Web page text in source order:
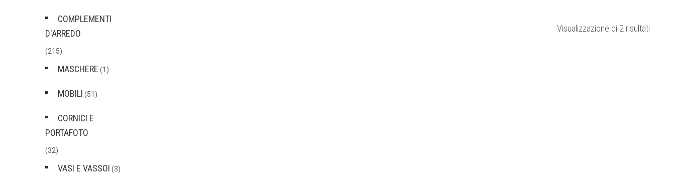
COMPLEMENTI
D'ARREDO
(215)
MASCHERE (1)
MOBILI (51)
CORNICI E
PORTAFOTO
(32)
VASI E VASSOI (3)
Visualizzazione di 2 risultati